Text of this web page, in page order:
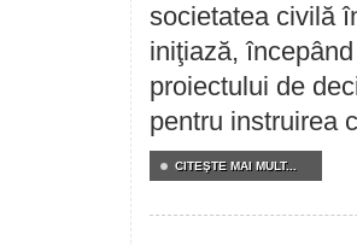
societatea civilă
iniţiază,
proiectului de
pentru instruirea
CITEŞTE MAI MULT...